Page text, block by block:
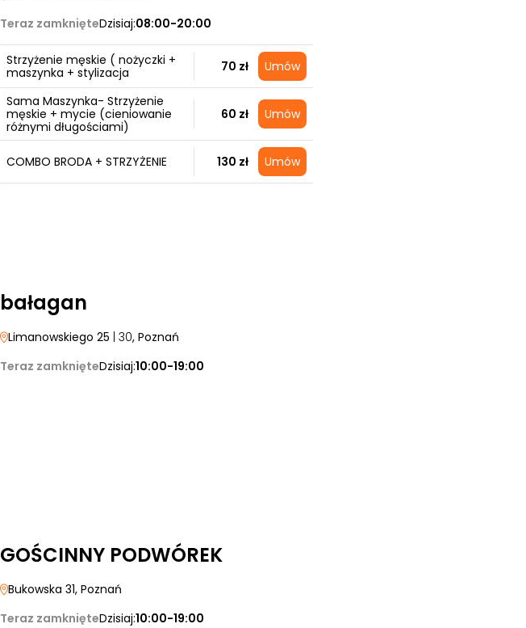
Teraz zamknięteDzisiaj:08:00-20:00
Strzyżenie męskie ( nożyczki +
maszynka + stylizacja
70 zł Umów
Sama Maszynka- Strzyżenie
męskie + mycie (cieniowanie
różnymi długościami)
60 zł Umów
COMBO BRODA + STRZYŻENIE 130 zł Umów
bałagan
Limanowskiego 25 | 30, Poznań
Teraz zamknięteDzisiaj:10:00-19:00
GOŚCINNY PODWÓREK
Bukowska 31, Poznań
Teraz zamknięteDzisiaj:10:00-19:00